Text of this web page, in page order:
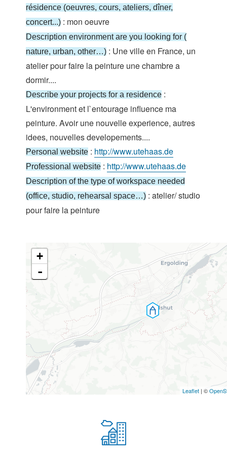
résidence (oeuvres, cours, ateliers, dîner,
concert...) : mon oeuvre
Description environment are you looking for (
nature, urban, other…) : Une ville en France, un
atelier pour faire la peinture une chambre a
dormir....
Describe your projects for a residence :
L'environment et l`entourage influence ma
peinture. Avoir une nouvelle experience, autres
idees, nouvelles developements....
Personal website : http://www.utehaas.de
Professional website : http://www.utehaas.de
Description of the type of workspace needed
(office, studio, rehearsal space…) : atelier/ studio
pour faire la peinture
+
-
Leaflet | ©